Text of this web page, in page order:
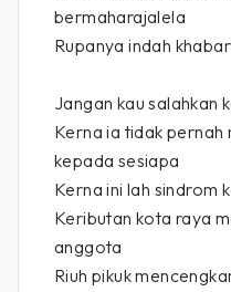
bermaharajalela
Rupanya indah
Jangan kau salahkan
Kerna ia tidak pernah
kepada sesiapa
Kerna ini lah sindrom
Keributan kota raya
anggota
Riuh pikuk